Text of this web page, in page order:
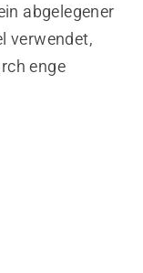
abgelegener
verwendet,
enge